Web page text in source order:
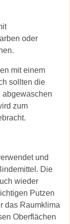
oder
mit einem
sollten die
abgewaschen
zum
und
Die
wieder
Putzen
das Raumklima
Oberflächen